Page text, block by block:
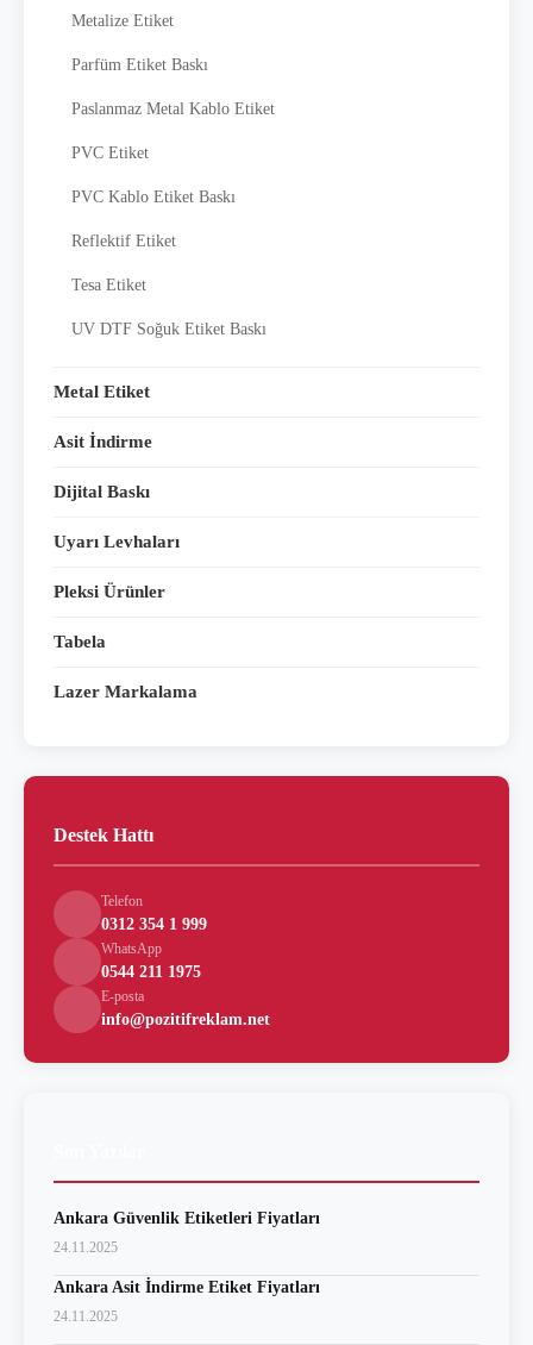
Metalize Etiket
Parfüm Etiket Baskı
Paslanmaz Metal Kablo Etiket
PVC Etiket
PVC Kablo Etiket Baskı
Reflektif Etiket
Tesa Etiket
UV DTF Soğuk Etiket Baskı
Metal Etiket
Asit İndirme
Dijital Baskı
Uyarı Levhaları
Pleksi Ürünler
Tabela
Lazer Markalama
Destek Hattı
Telefon
0312 354 1 999
WhatsApp
0544 211 1975
E-posta
info@pozitifreklam.net
Ankara Güvenlik Etiketleri Fiyatları
24.11.2025
Ankara Asit İndirme Etiket Fiyatları
24.11.2025